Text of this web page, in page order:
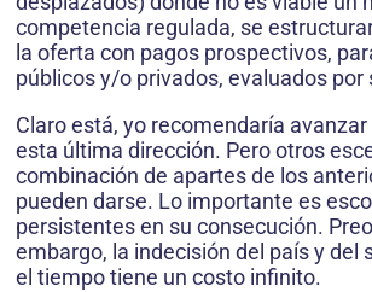
competencia regulada, se
la oferta con pagos prospectivos,
públicos y/o privados, evaluados por
Claro está, yo recomendaría
esta última dirección. Pero otros
combinación de apartes de los
pueden darse. Lo importante es
persistentes en su consecución.
embargo, la indecisión del país y del
el tiempo tiene un costo infinito.